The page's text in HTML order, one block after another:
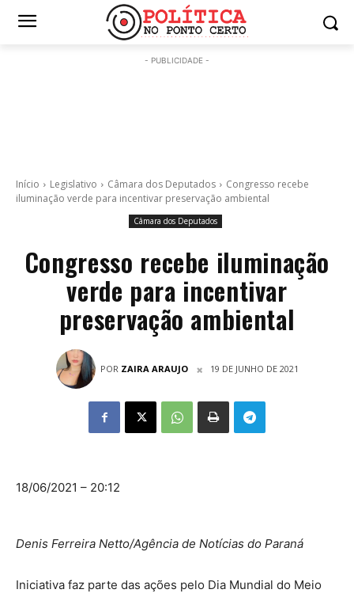
- PUBLICIDADE -
Início Legislativo Câmara dos Deputados
Congresso recebe
iluminação verde para incentivar preservação ambiental
Câmara dos Deputados
Congresso recebe iluminação
verde para incentivar
preservação ambiental
POR ZAIRA ARAUJO 19 DE JUNHO DE 2021
18/06/2021 – 20:12
Denis Ferreira Netto/Agência de Notícias do Paraná
Iniciativa faz parte das ações pelo Dia Mundial do Meio